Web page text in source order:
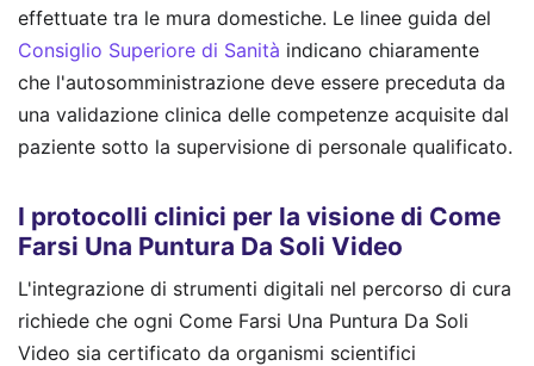
effettuate tra le mura domestiche. Le linee guida del
Consiglio Superiore di Sanità indicano chiaramente
che l'autosomministrazione deve essere preceduta da
una validazione clinica delle competenze acquisite dal
paziente sotto la supervisione di personale qualificato.
I protocolli clinici per la visione di Come
Farsi Una Puntura Da Soli Video
L'integrazione di strumenti digitali nel percorso di cura
richiede che ogni Come Farsi Una Puntura Da Soli
Video sia certificato da organismi scientifici